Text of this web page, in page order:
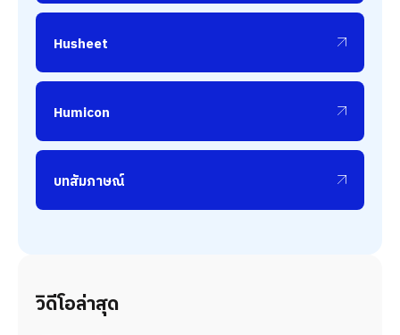
Husheet
Humicon
บทสัมภาษณ์
วิดีโอล่าสุด